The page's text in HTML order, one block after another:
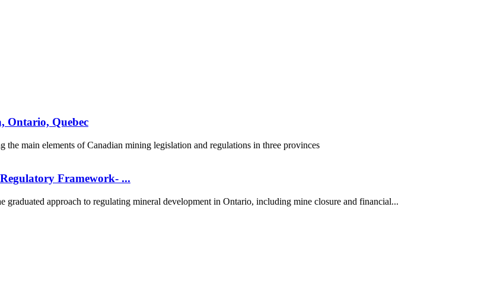
Ontario, Quebec
main elements of Canadian mining legislation and regulations in three provinces
Framework- ...
approach to regulating mineral development in Ontario, including mine closure and financial...